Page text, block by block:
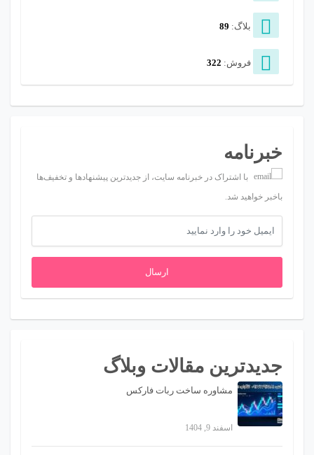
بلاگ: 89
فروش: 322
خبرنامه
با اشتراک در خبرنامه سایت، از جدیدترین پیشنهادها و تخفیف‌ها
باخبر خواهید شد.
ارسال
جدیدترین مقالات وبلاگ
مشاوره ساخت ربات فارکس
اسفند 9, 1404